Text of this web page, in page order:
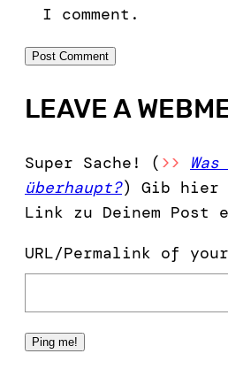
I comment.
LEAVE A
Super Sache! ( >>
überhaupt?) Gib hier
Link zu Deinem Post
URL/Permalink of